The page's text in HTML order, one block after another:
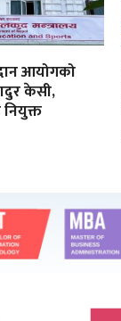
आयोगको
केसी,
नियुक्त